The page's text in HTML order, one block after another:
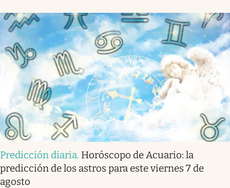
Predicción diaria. Horóscopo de Acuario: la
predicción de los astros para este viernes 7 de
agosto